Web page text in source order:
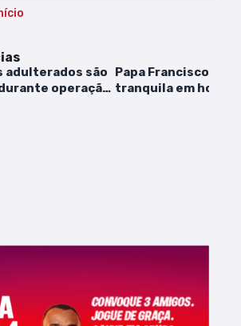
adulterados são
operação
Papa Francisco
tranquila em